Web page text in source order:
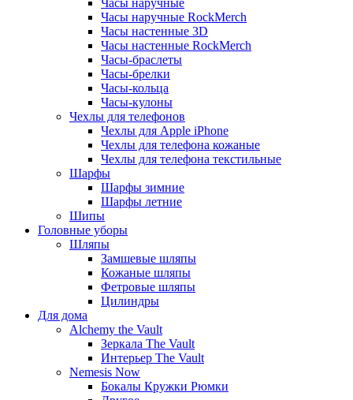
Часы наручные
Часы наручные RockMerch
Часы настенные 3D
Часы настенные RockMerch
Часы-браслеты
Часы-брелки
Часы-кольца
Часы-кулоны
Чехлы для телефонов
Чехлы для Apple iPhone
Чехлы для телефона кожаные
Чехлы для телефона текстильные
Шарфы
Шарфы зимние
Шарфы летние
Шипы
Головные уборы
Шляпы
Замшевые шляпы
Кожаные шляпы
Фетровые шляпы
Цилиндры
Для дома
Alchemy the Vault
Зеркала The Vault
Интерьер The Vault
Nemesis Now
Бокалы Кружки Рюмки